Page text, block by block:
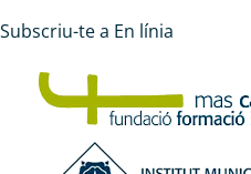
humans
Subscriu-te a En línia